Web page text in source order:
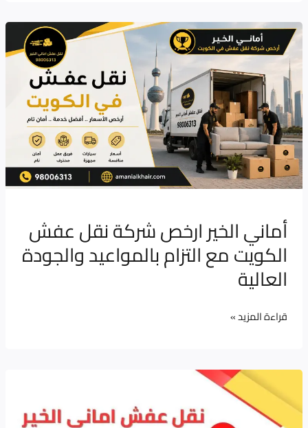
أماني الخير ارخص شركة نقل عفش
الكويت مع التزام بالمواعيد والجودة
العالية
أماني
الخير
ارخص
شركة
نقل
عفش
الكويت
مع
التزام
والجودة
العالية
قراءة المزيد »
عفش